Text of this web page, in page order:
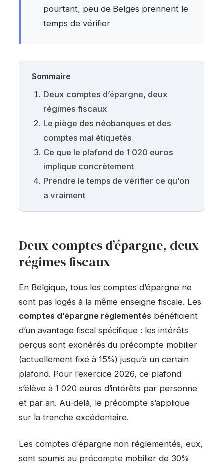
pourtant, peu de Belges prennent le
temps de vérifier
Sommaire
Deux comptes d’épargne, deux
régimes fiscaux
Le piège des néobanques et des
comptes mal étiquetés
Ce que le plafond de 1 020 euros
implique concrètement
Prendre le temps de vérifier ce qu’on
a vraiment
Deux comptes d’épargne, deux
régimes fiscaux
En Belgique, tous les comptes d’épargne ne
sont pas logés à la même enseigne fiscale. Les
comptes d’épargne réglementés bénéficient
d’un avantage fiscal spécifique : les intérêts
perçus sont exonérés du précompte mobilier
(actuellement fixé à 15%) jusqu’à un certain
plafond. Pour l’exercice 2026, ce plafond
s’élève à 1 020 euros d’intérêts par personne
et par an. Au-delà, le précompte s’applique
sur la tranche excédentaire.
Les comptes d’épargne non réglementés, eux,
sont soumis au précompte mobilier de 30%